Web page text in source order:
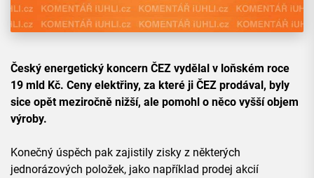
Český energetický koncern ČEZ vydělal v loňském roce
19 mld Kč. Ceny elektřiny, za které ji ČEZ prodával, byly
sice opět meziročně nižší, ale pomohl o něco vyšší objem
výroby.
Konečný úspěch pak zajistily zisky z některých
jednorázových položek, jako například prodej akcií